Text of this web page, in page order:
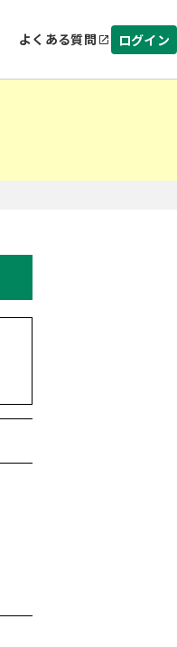
よくある質問 ログイン